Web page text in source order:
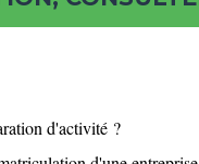
d'activité ?